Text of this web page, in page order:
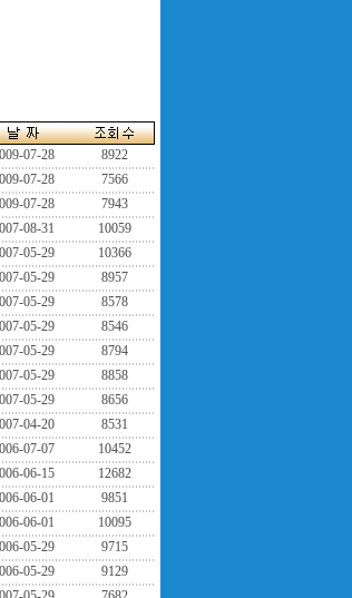
07-28
8922
07-28
7566
07-28
7943
08-31
10059
05-29
10366
05-29
8957
05-29
8578
05-29
8546
05-29
8794
05-29
8858
05-29
8656
04-20
8531
07-07
10452
06-15
12682
06-01
9851
06-01
10095
05-29
9715
05-29
9129